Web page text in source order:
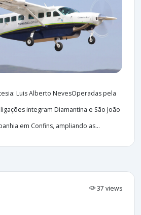
Luis Alberto NevesOperadas pela
integram Diamantina e São João
em Confins, ampliando as...
37 views